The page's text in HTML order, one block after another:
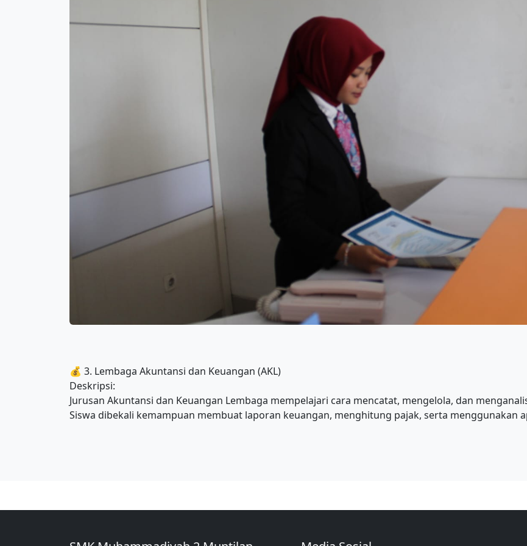
💰 3. Lembaga Akuntansi dan Keuangan (AKL)
Deskripsi:
Jurusan Akuntansi dan Keuangan Lembaga mempelajari cara mencatat, mengelola, dan
Siswa dibekali kemampuan membuat laporan keuangan, menghitung pajak, serta menggunakan